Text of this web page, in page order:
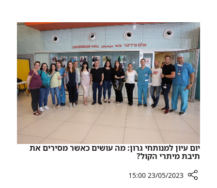
במזל
תאומים
וגם
לכבוד
השבועות:
התאומים
שנולדו,
ב-23.5.23
במזל
תאומים
יום עיון למנותחי גרון: מה עושים כאשר מסירים את
תיבת מיתרי הקול?
23/05/2023 15:00